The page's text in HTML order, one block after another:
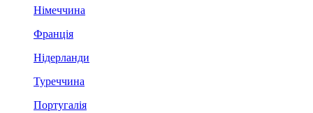
Німеччина
Франція
Нідерланди
Туреччина
Португалія